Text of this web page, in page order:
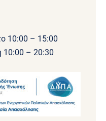
10:00 – 15:00
10:00 – 20:30